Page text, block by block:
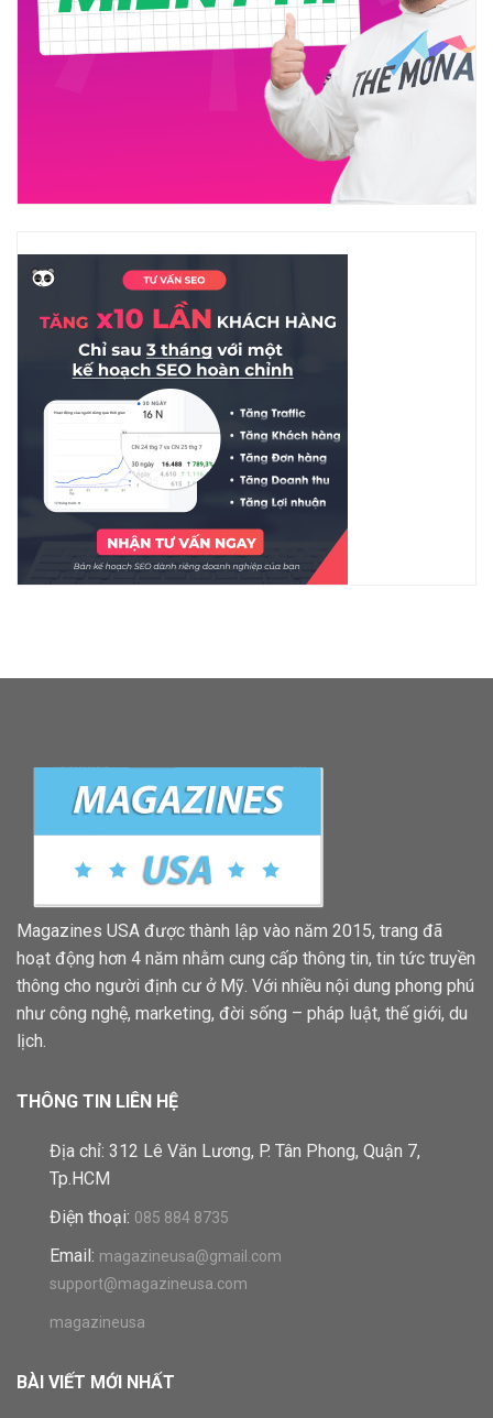
Magazines USA được thành lập vào năm 2015, trang đã
hoạt động hơn 4 năm nhằm cung cấp thông tin, tin tức truyền
thông cho người định cư ở Mỹ. Với nhiều nội dung phong phú
như công nghệ, marketing, đời sống – pháp luật, thế giới, du
lịch.
THÔNG TIN LIÊN HỆ
Địa chỉ: 312 Lê Văn Lương, P. Tân Phong, Quận 7,
Tp.HCM
Điện thoại: 085 884 8735
Email: magazineusa@gmail.com
support@magazineusa.com
magazineusa
BÀI VIẾT MỚI NHẤT